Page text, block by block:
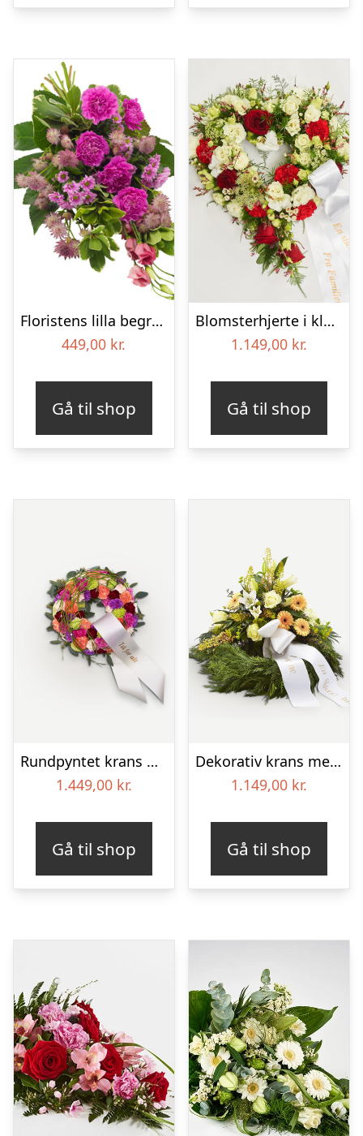
Floristens lilla begravelses­buket
449,00 kr.
Gå til shop
Blomsterhjerte i klassisk stil med bånd
1.149,00 kr.
Gå til shop
Rundpyntet krans med bånd
1.449,00 kr.
Gå til shop
Dekorativ krans med bånd
1.149,00 kr.
Gå til shop